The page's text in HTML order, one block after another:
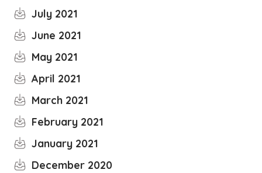
July 2021
June 2021
May 2021
April 2021
March 2021
February 2021
January 2021
December 2020